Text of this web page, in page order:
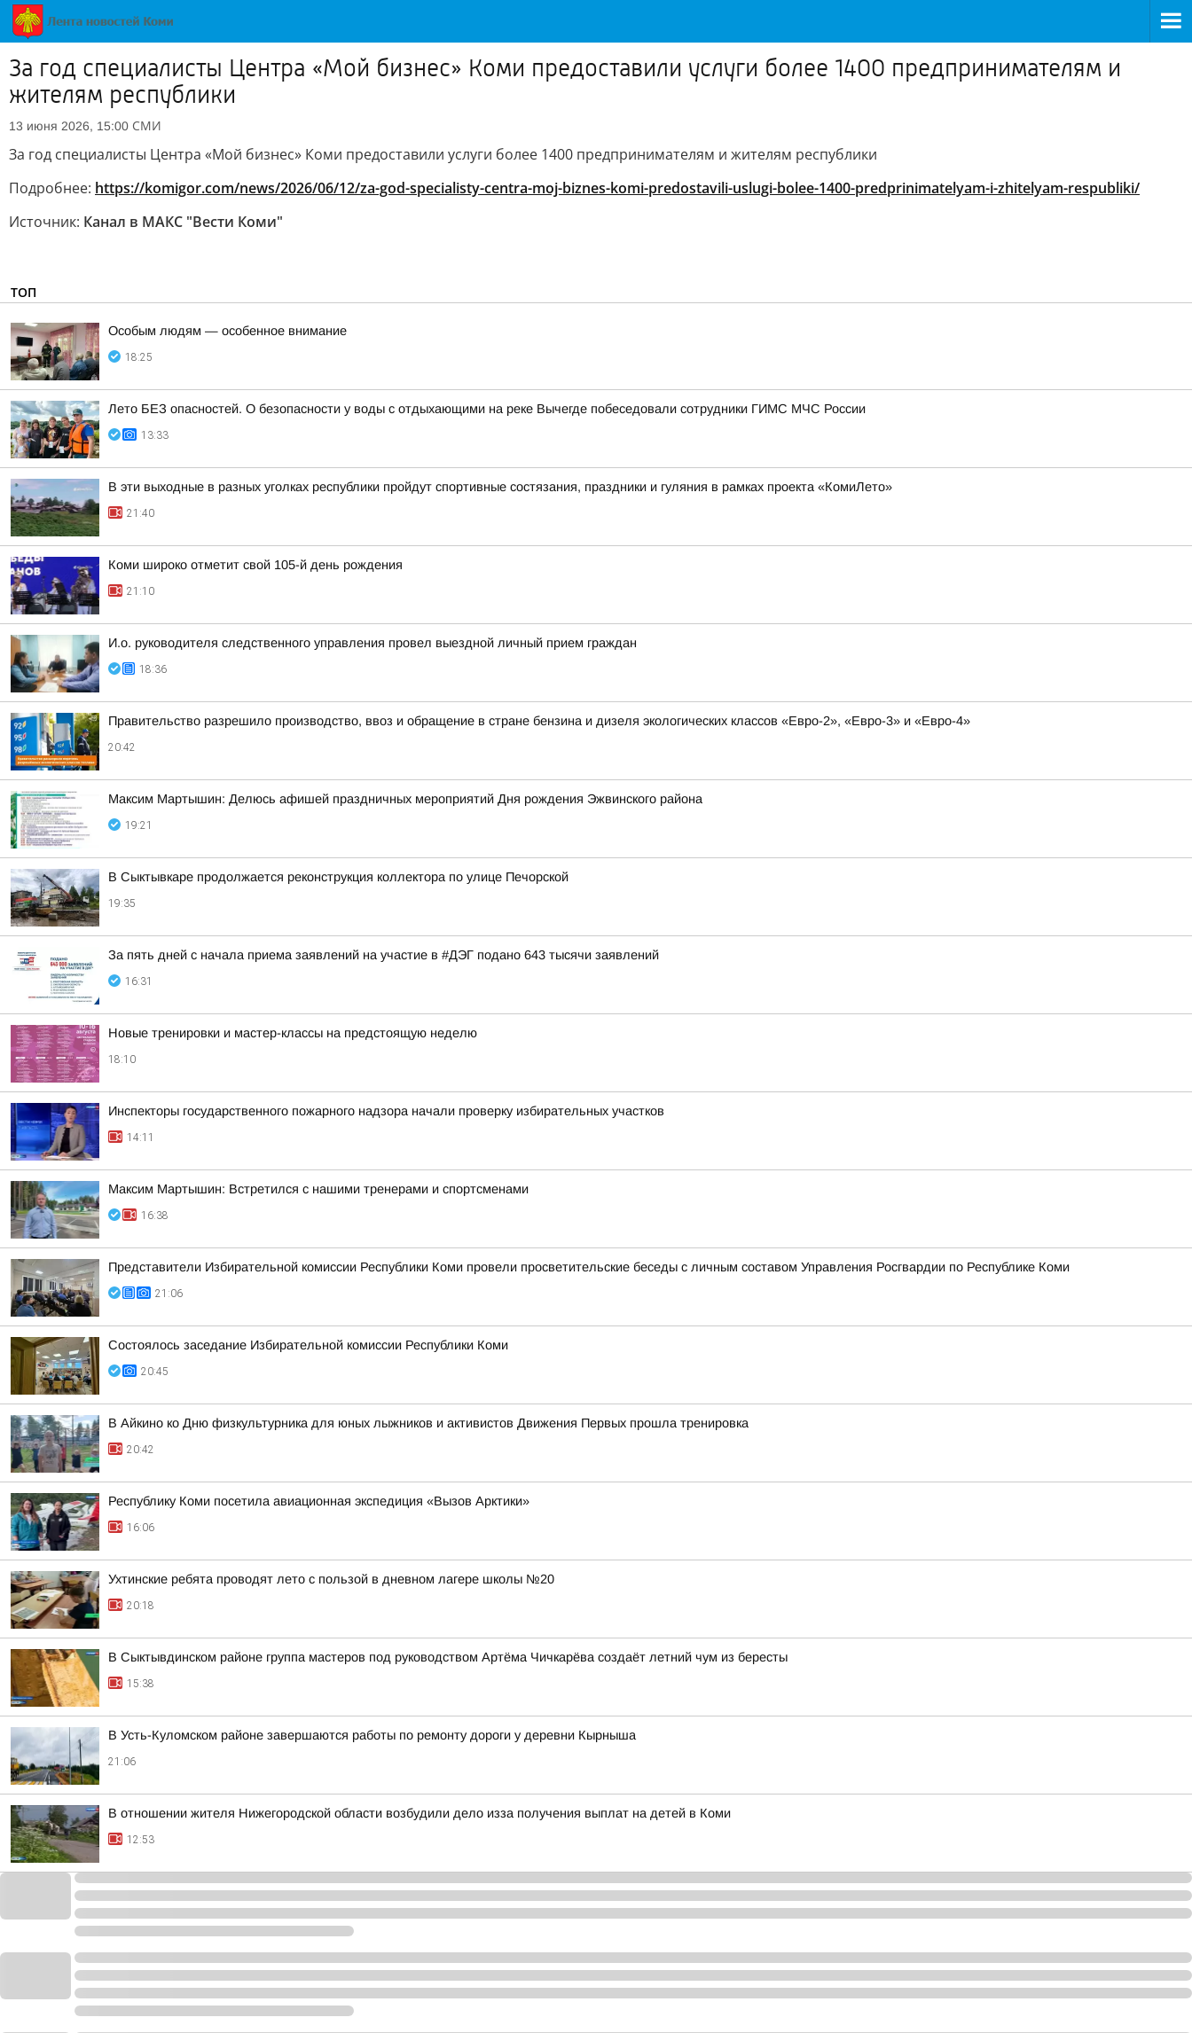
За год специалисты Центра «Мой бизнес» Коми предоставили услуги более 1400 предпринимателям и
жителям республики
13 июня 2026, 15:00 СМИ
За год специалисты Центра «Мой бизнес» Коми предоставили услуги более 1400 предпринимателям и жителям республики
Подробнее: https://komigor.com/news/2026/06/12/za-god-specialisty-centra-moj-biznes-komi-predostavili-uslugi-bolee-1400-predprinimatelyam-i-zhitelyam-respubliki/
Источник: Канал в МАКС "Вести Коми"
ТОП
Особым людям — особенное внимание
18:25
Лето БЕЗ опасностей. О безопасности у воды с отдыхающими на реке Вычегде побеседовали сотрудники ГИМС МЧС России
13:33
В эти выходные в разных уголках республики пройдут спортивные состязания, праздники и гуляния в рамках проекта «КомиЛето»
21:40
Коми широко отметит свой 105-й день рождения
21:10
И.о. руководителя следственного управления провел выездной личный прием граждан
18:36
Правительство разрешило производство, ввоз и обращение в стране бензина и дизеля экологических классов «Евро-2», «Евро-3» и «Евро-4»
20:42
Максим Мартышин: Делюсь афишей праздничных мероприятий Дня рождения Эжвинского района
19:21
В Сыктывкаре продолжается реконструкция коллектора по улице Печорской
19:35
За пять дней с начала приема заявлений на участие в #ДЭГ подано 643 тысячи заявлений
16:31
Новые тренировки и мастер-классы на предстоящую неделю
18:10
Инспекторы государственного пожарного надзора начали проверку избирательных участков
14:11
Максим Мартышин: Встретился с нашими тренерами и спортсменами
16:38
Представители Избирательной комиссии Республики Коми провели просветительские беседы с личным составом Управления Росгвардии по Республике Коми
21:06
Состоялось заседание Избирательной комиссии Республики Коми
20:45
В Айкино ко Дню физкультурника для юных лыжников и активистов Движения Первых прошла тренировка
20:42
Республику Коми посетила авиационная экспедиция «Вызов Арктики»
16:06
Ухтинские ребята проводят лето с пользой в дневном лагере школы №20
20:18
В Сыктывдинском районе группа мастеров под руководством Артёма Чичкарёва создаёт летний чум из бересты
15:38
В Усть-Куломском районе завершаются работы по ремонту дороги у деревни Кырныша
21:06
В отношении жителя Нижегородской области возбудили дело изза получения выплат на детей в Коми
12:53